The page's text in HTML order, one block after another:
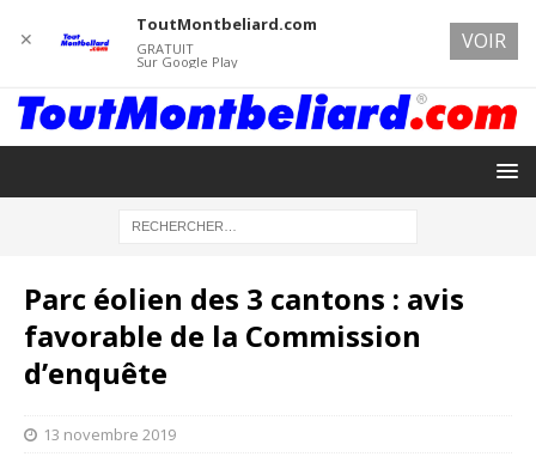
Parc éolien des 3 cantons : avis
favorable de la Commission
d’enquête
13 novembre 2019
✕
ToutMontbeliard.com
GRATUIT
Sur Google Play
VOIR